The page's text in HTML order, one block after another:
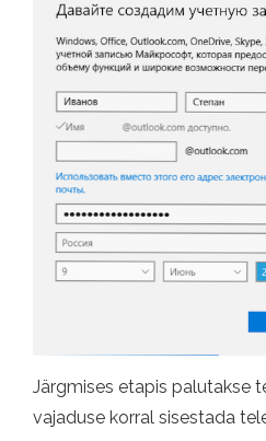
Järgmises etapis palutakse
vajaduse korral sisestada